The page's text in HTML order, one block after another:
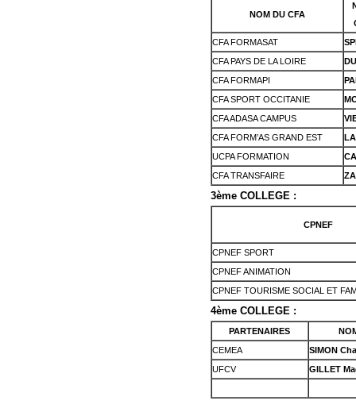
NOM DU CFA
CFA FORMASAT
CFA PAYS DE LA LOIRE
CFA FORMAPI
CFA SPORT OCCITANIE
CFA ADASA CAMPUS
CFA FORM’AS GRAND EST
UCPA FORMATION
CFA TRANSFAIRE
3ème COLLEGE :
CPNEF
CPNEF SPORT
CPNEF ANIMATION
CPNEF TOURISME SOCIAL ET
4ème COLLEGE :
PARTENAIRES
CEMEA
SIMON
UFCV
GILLET